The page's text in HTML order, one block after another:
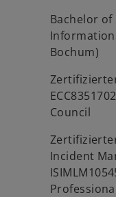
Bachelor of
Bochum)
Council
Incident